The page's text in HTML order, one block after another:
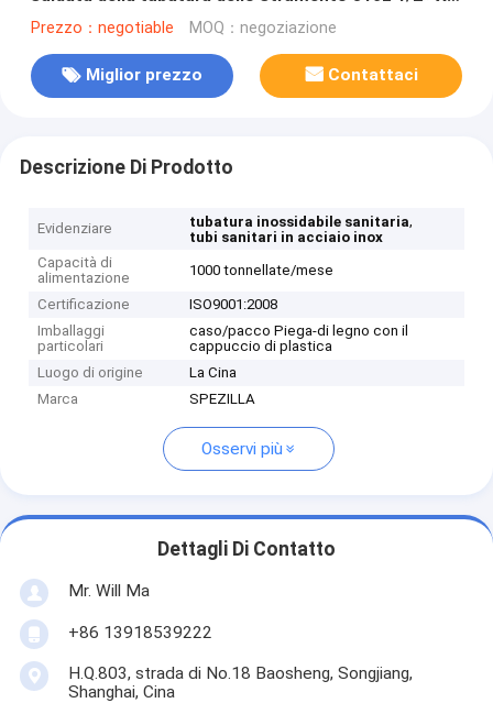
0,065"
Prezzo：negotiable MOQ：negoziazione
Miglior prezzo Contattaci
Descrizione Di Prodotto
Evidenziare tubatura inossidabile sanitaria,
tubi sanitari in acciaio inox
Capacità di
alimentazione
1000 tonnellate/mese
Certificazione
ISO9001:2008
Imballaggi
particolari
caso/pacco Piega-di legno con il
cappuccio di plastica
Luogo di origine
La Cina
Marca
SPEZILLA
Osservi più
Dettagli Di Contatto
Mr. Will Ma
+86 13918539222
H.Q.803, strada di No.18 Baosheng, Songjiang,
Shanghai, Cina